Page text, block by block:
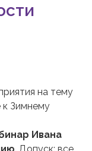
на тему
к Зимнему
Ивана